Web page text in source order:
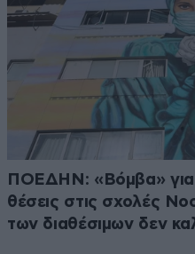
ΠΟΕΔΗΝ: «Βόμβα» για
θέσεις στις σχολές
των διαθέσιμων δεν